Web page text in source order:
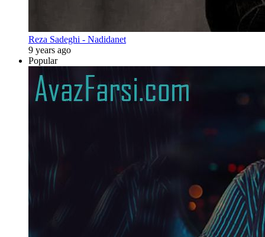
Reza Sadeghi - Nadidanet
9 years ago
Popular